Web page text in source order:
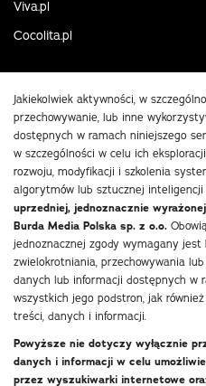
Viva.pl
Cocolita.pl
Jakiekolwiek aktywności, w
przechowywanie, lub inne
dostępnych w ramach niniejszego
w szczególności w celu ich
rozwoju, modyfikacji i szkolenia
algorytmów lub sztucznej inteligencji
uprzedniej, jednoznacznie
Burda Media Polska sp. z o.o.
jednoznacznej zgody wymagany jest
zwielokrotniania, przechowywania
danych lub informacji dostępnych w
wszystkich jego podstron, jak
treści, danych i informacji.
Powyższe nie dotyczy wyłącznie
danych i informacji w celu
przez wyszukiwarki internetowe